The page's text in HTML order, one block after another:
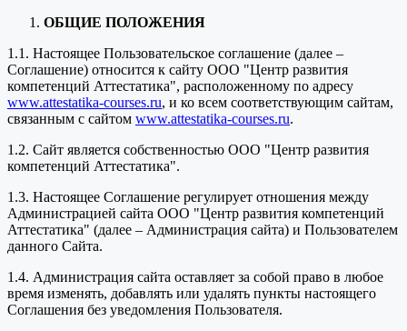
ОБЩИЕ ПОЛОЖЕНИЯ
1.1. Настоящее Пользовательское соглашение (далее –
Соглашение) относится к сайту ООО "Центр развития
компетенций Аттестатика", расположенному по адресу
www.attestatika-courses.ru, и ко всем соответствующим сайтам,
связанным с сайтом www.attestatika-courses.ru.
1.2. Сайт является собственностью ООО "Центр развития
компетенций Аттестатика".
1.3. Настоящее Соглашение регулирует отношения между
Администрацией сайта ООО "Центр развития компетенций
Аттестатика" (далее – Администрация сайта) и Пользователем
данного Сайта.
1.4. Администрация сайта оставляет за собой право в любое
время изменять, добавлять или удалять пункты настоящего
Соглашения без уведомления Пользователя.